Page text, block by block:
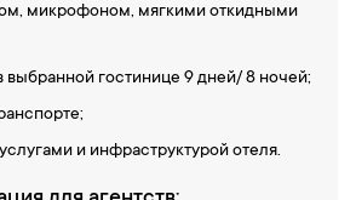
микрофоном, мягкими откидными
выбранной гостинице 9 дней/ 8 ночей;
и инфраструктурой отеля.